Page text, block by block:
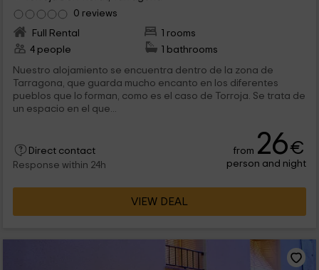
0 reviews
Full Rental
1 rooms
4 people
1 bathrooms
Nuestro alojamiento se encuentra dentro de la zona de
Tarragona, que guarda mucho encanto en los diferentes
pueblos que lo forman, como es el caso de Torroja. Se trata de
un espacio en el que...
Direct contact
Response within 24h
from 26€
person and night
VIEW DEAL